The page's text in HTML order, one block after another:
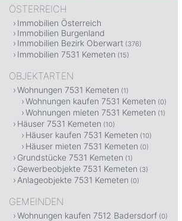
ÖSTERREICH
Immobilien Österreich
Immobilien Burgenland
Immobilien Bezirk Oberwart (376)
Immobilien 7531 Kemeten (15)
OBJEKTARTEN
Wohnungen 7531 Kemeten (1)
Wohnungen kaufen 7531 Kemeten (0)
Wohnungen mieten 7531 Kemeten (1)
Häuser 7531 Kemeten (10)
Häuser kaufen 7531 Kemeten (10)
Häuser mieten 7531 Kemeten (0)
Grundstücke 7531 Kemeten (1)
Gewerbeobjekte 7531 Kemeten (3)
Anlageobjekte 7531 Kemeten (0)
GEMEINDEN
Wohnungen kaufen 7512 Badersdorf (0)